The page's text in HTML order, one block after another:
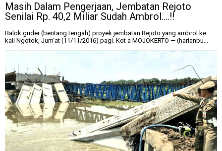
Masih Dalam Pengerjaan, Jembatan Rejoto
Senilai Rp. 40,2 Miliar Sudah Ambrol....!!
Balok grider (bentang tengah) proyek jembatan Rejoto yang ambrol ke
kali Ngotok, Jum'at (11/11/2016) pagi. Kot a MOJOKERTO — (harianbu...